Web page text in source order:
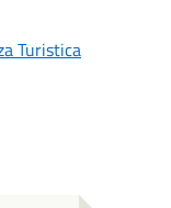
Turistica